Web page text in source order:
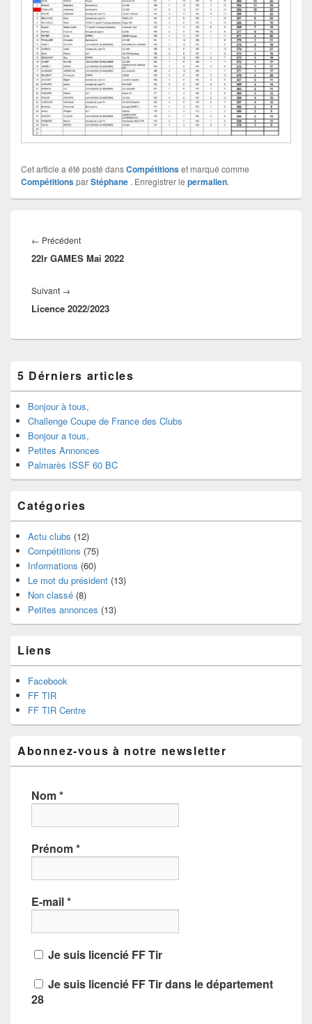
Cet article a été posté dansCompétitionset marqué comme
CompétitionsparStéphane . Enregistrer le permalien.
← Précédent
22lr GAMES Mai 2022
Suivant →
Licence 2022/2023
5 Dérniers articles
Bonjour à tous,
Challenge Coupe de France des Clubs
Bonjour a tous,
Petites Annonces
Palmarès ISSF 60 BC
Catégories
Actu clubs (12)
Compétitions (75)
Informations (60)
Le mot du président (13)
Non classé (8)
Petites annonces (13)
Liens
Facebook
FF TIR
FF TIR Centre
Abonnez-vous à notre newsletter
Nom*
Prénom*
E-mail*
Je suis licencié FF Tir
Je suis licencié FF Tir dans le département
28